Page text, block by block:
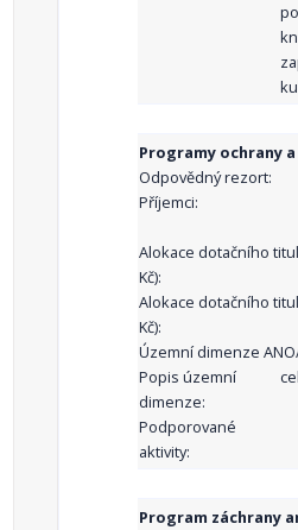
Programy ochrany
Odpovědný rezort:
Příjemci:
Alokace dotačního
Kč):
Alokace dotačního
Kč):
Územní dimenze
Popis územní
dimenze:
Podporované
aktivity:
Program záchrany